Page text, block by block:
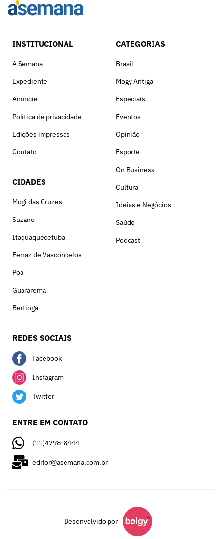
INSTITUCIONAL
A Semana
Expediente
Anuncie
Política de privacidade
Edições impressas
Contato
CIDADES
Mogi das Cruzes
Suzano
Itaquaquecetuba
Ferraz de Vasconcelos
Poá
Guararema
Bertioga
CATEGORIAS
Brasil
Mogy Antiga
Especiais
Eventos
Opinião
Esporte
On Business
Cultura
Ideias e Negócios
Saúde
Podcast
REDES SOCIAIS
Facebook
Instagram
Twitter
ENTRE EM CONTATO
(11)4798-8444
editor@asemana.com.br
Desenvolvido por